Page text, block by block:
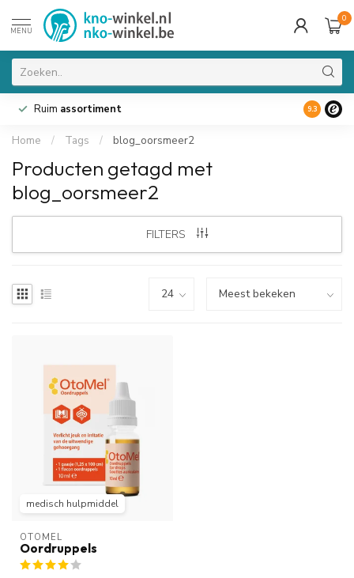
MENU
0
Ruim assortiment 9.3
Home / Tags / blog_oorsmeer2
Producten getagd met
blog_oorsmeer2
FILTERS
medisch hulpmiddel
OTOMEL
Oordruppels